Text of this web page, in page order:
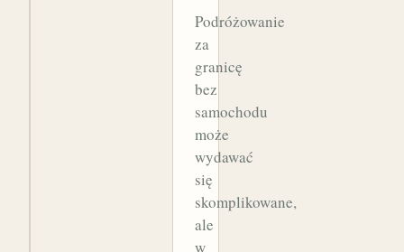
Podróżowanie
za
granicę
bez
samochodu
może
wydawać
się
skomplikowane,
ale
w